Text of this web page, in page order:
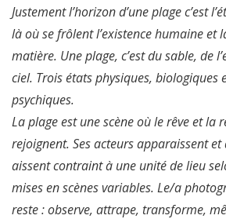
Justement l’horizon d’une plage c’est
là où se frôlent l’existence humaine et
matière. Une plage, c’est du sable, de
ciel. Trois états physiques, biologiques
psychiques.
La plage est une scène où le rêve et la
rejoignent. Ses acteurs apparaissent et
aissent contraint à une unité de lieu
mises en scènes variables. Le/a
reste : observe, attrape, transforme,